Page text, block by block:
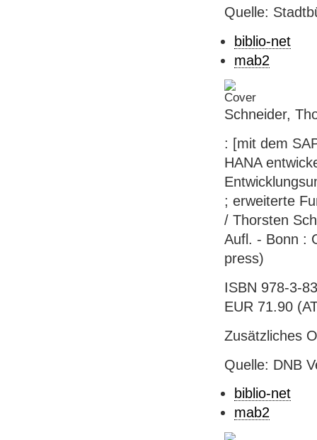
Quelle:
biblio-net
mab2
Schneider,
: [mit dem
HANA
; erweiterte
/ Thorsten
Aufl. - Bonn :
press)
ISBN 978-3-
EUR 71.90
Zusätzliches
Quelle: DNB
biblio-net
mab2